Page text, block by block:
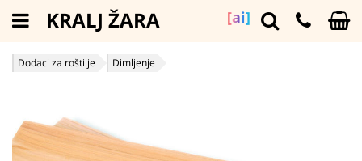
[ai]
KRALJ ŽARA
Dodaci za roštilje Dimljenje